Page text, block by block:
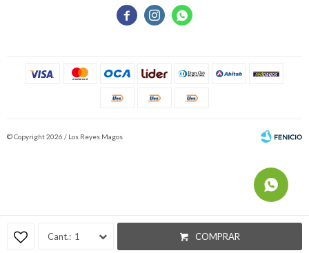
1 COMPRAR
  
© Copyright 2026 / Los Reyes Magos